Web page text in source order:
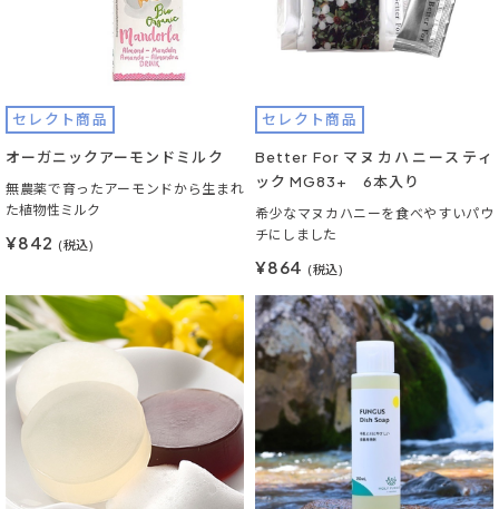
セレクト商品
オーガニックアーモンドミルク
無農薬で育ったアーモンドから生まれ
た植物性ミルク
¥842 (税込)
セレクト商品
Better For マヌカハニースティ
ック MG83+ 6本入り
希少なマヌカハニーを食べやすいパウ
チにしました
¥864 (税込)